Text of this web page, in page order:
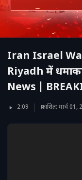
Iran Israel
Riyadh में
News |
2:09 प्रकाशित: मार्च 01,